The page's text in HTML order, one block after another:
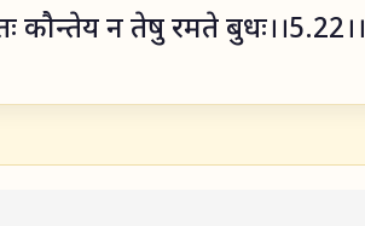
कौन्तेय न तेषु रमते बुधः।।5.22।।